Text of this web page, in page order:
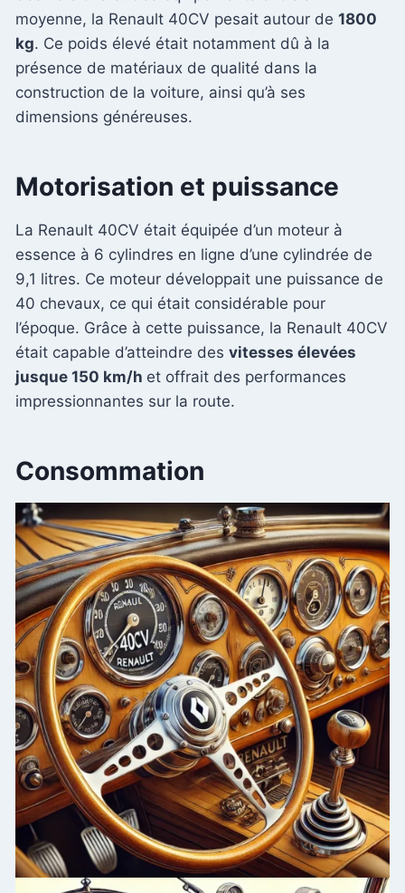
moyenne, la Renault 40CV pesait autour de 1800
kg. Ce poids élevé était notamment dû à la
présence de matériaux de qualité dans la
construction de la voiture, ainsi qu’à ses
dimensions généreuses.
Motorisation et puissance
La Renault 40CV était équipée d’un moteur à
essence à 6 cylindres en ligne d’une cylindrée de
9,1 litres. Ce moteur développait une puissance de
40 chevaux, ce qui était considérable pour
l’époque. Grâce à cette puissance, la Renault 40CV
était capable d’atteindre des vitesses élevées
jusque 150 km/h et offrait des performances
impressionnantes sur la route.
Consommation